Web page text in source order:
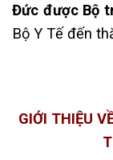
Đức được Bộ
Bộ Y Tế đến
GIỚI THIỆU